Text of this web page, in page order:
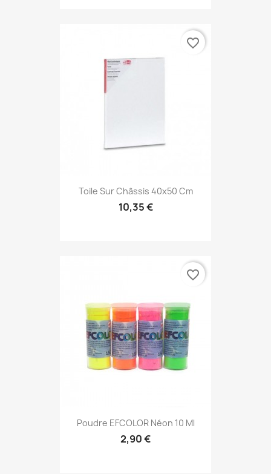
Toile Sur Châssis 40x50 Cm
10,35 €
favorite_border
Poudre EFCOLOR Néon 10 Ml
2,90 €
favorite_border